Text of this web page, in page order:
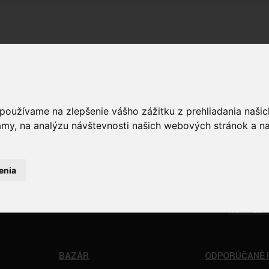
na zlepšenie vášho zážitku z prehliadania
na analýzu návštevnosti našich webových stránok a
OPTIKA
ČISTENIE
BAZÁR ODPORÚČANÉ